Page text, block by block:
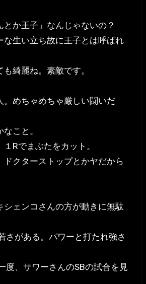
とか王子」なんじゃないの？
な生い立ち故に王子とは呼ばれ
綺麗ね。素敵です。
。めちゃめちゃ厳しい闘いだ
こと。
Rでまぶたをカット。
ドクターストップとかヤだから
シェンコさんの方が動きに無駄
さがある。パワーと打たれ強さ
度、サワーさんのSBの試合を見